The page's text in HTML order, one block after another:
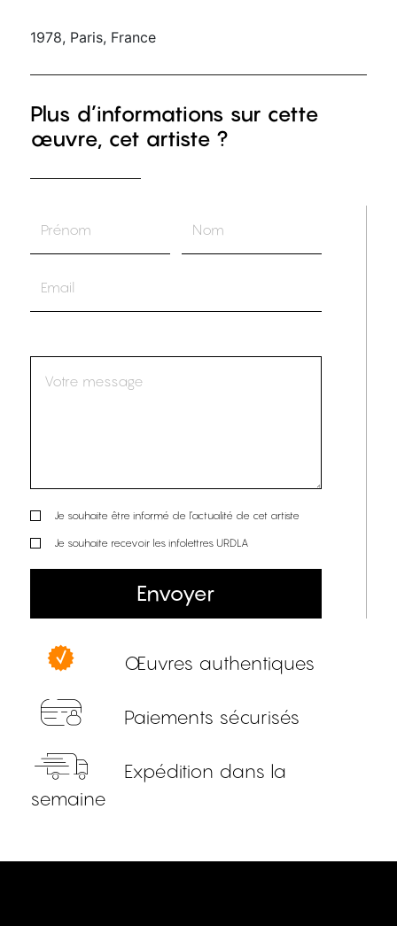
1978, Paris, France
Plus d’informations sur cette
œuvre, cet artiste ?
Je souhaite être informé de l’actualité de cet artiste
Je souhaite recevoir les infolettres URDLA
Envoyer
Œuvres authentiques
Paiements sécurisés
Expédition dans la
semaine